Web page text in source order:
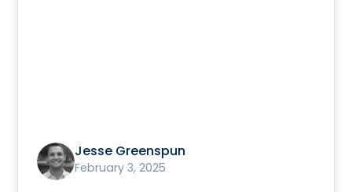
Jesse Greenspun
February 3, 2025